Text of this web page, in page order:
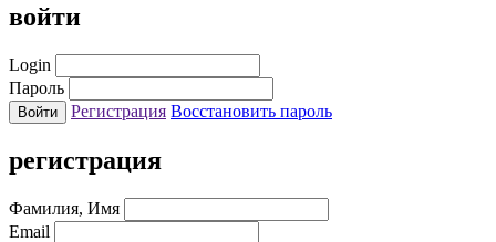
войти
Login
Пароль
Регистрация Восстановить пароль
регистрация
Фамилия, Имя
Email